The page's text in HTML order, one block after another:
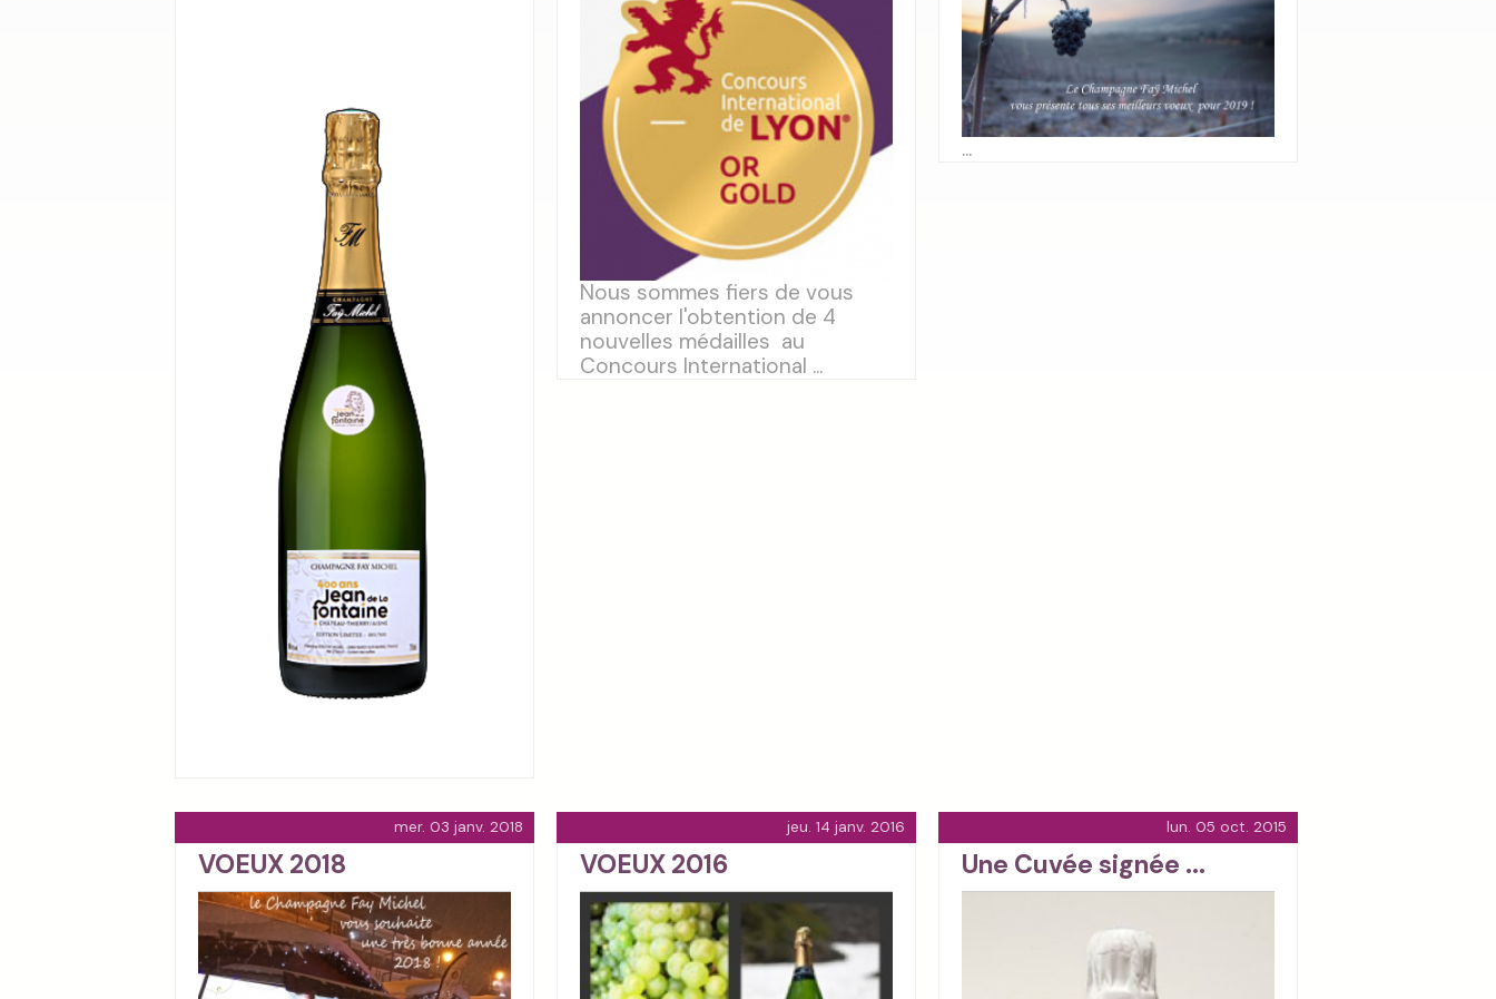
Nous sommes fiers de vous
annoncer l'obtention de 4
nouvelles médailles au
Concours International ...
...
mer. 03 janv. 2018
VOEUX 2018
jeu. 14 janv. 2016
VOEUX 2016
lun. 05 oct. 2015
Une Cuvée signée ...